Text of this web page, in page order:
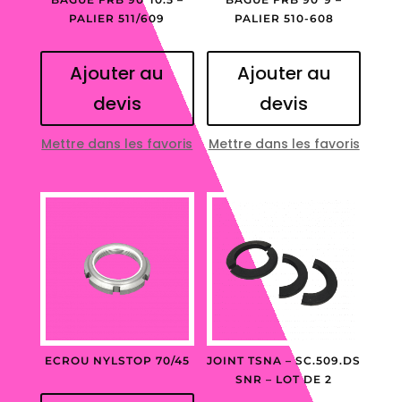
PALIER 511/609
Ajouter au
devis
Mettre dans les favoris
PALIER 510-608
Ajouter au
devis
Mettre dans les favoris
ECROU NYLSTOP 70/45
JOINT TSNA – SC.509.DS
SNR – LOT DE 2